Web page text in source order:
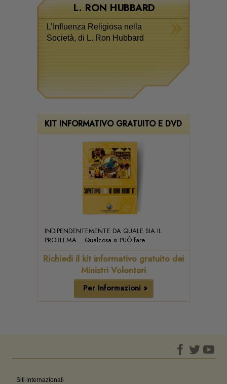
L. RON HUBBARD
L’Influenza Religiosa nella
Società, di L. Ron Hubbard
KIT INFORMATIVO GRATUITO E DVD
INDIPENDENTEMENTE DA QUALE SIA IL
PROBLEMA... Qualcosa si PUÒ fare.
Richiedi il kit informativo gratuito dei
Ministri Volontari
Per Informazioni »
Siti internazionali